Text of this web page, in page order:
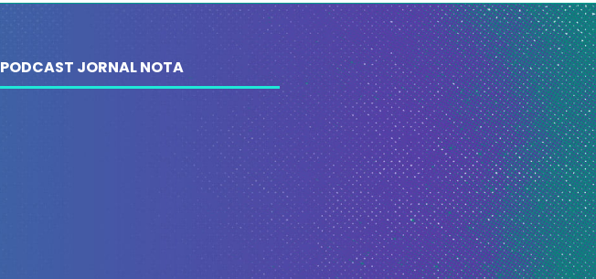
PODCAST JORNAL NOTA